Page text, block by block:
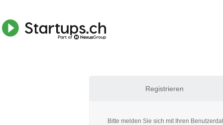
Registrieren
Bitte melden Sie sich mit Ihren